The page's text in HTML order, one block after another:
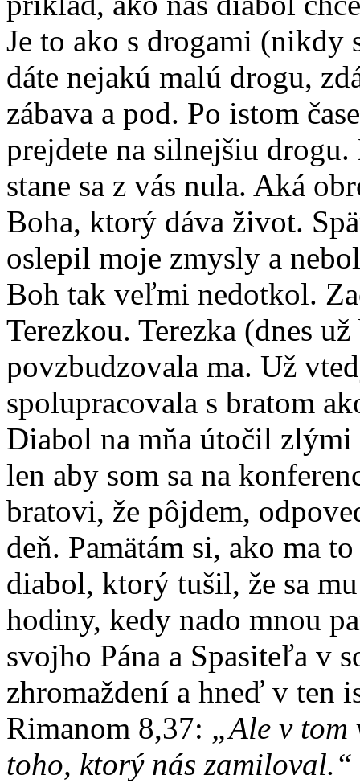
Je to ako s drogami (nikdy
dáte nejakú malú drogu,
zábava a pod. Po istom
prejdete na silnejšiu
stane sa z vás nula. Aká
Boha, ktorý dáva život.
oslepil moje zmysly a
Boh tak veľmi nedotkol.
Terezkou. Terezka (dnes
povzbudzovala ma. Už
spolupracovala s bratom
Diabol na mňa útočil
len aby som sa na
bratovi, že pôjdem,
deň. Pamätám si, ako ma
diabol, ktorý tušil, že sa
hodiny, kedy nado mnou
svojho Pána a Spasiteľa v
zhromaždení a hneď v ten
Rimanom 8,37: „Ale v tom
toho, ktorý nás zamiloval.“